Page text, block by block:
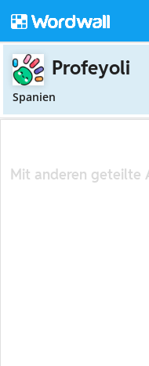
Profeyoli
Spanien
Mit anderen geteilte